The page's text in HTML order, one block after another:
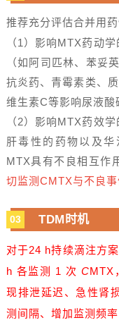
推荐充分评估合并用
（1）影响MTX药动
（如阿司匹林、苯妥
抗炎药、青霉素类、
维生素C等影响尿液酸
（2）影响MTX药效
肝毒性的药物以及华
MTX具有不良相互作
切监测CMTX与不良事
03 TDM时机
对于24 h持续滴注方
h 各监测 1 次CMTX
现排泄延迟、急性肾
测间隔、增加监测频